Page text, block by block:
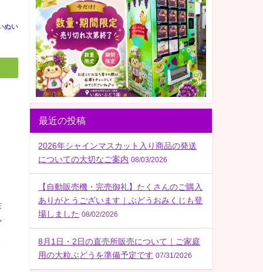
ぬい
最近の投稿
2026年シャインマスカット入り商品の発送
についての大切なご案内 08/03/2026
【自動販売機・完売御礼】たくさんのご購入
ありがとうございます｜ぶどうおみくじも登
場しました 08/02/2026
8月1日・2日の直売所販売について｜ご家庭
用の大粒ぶどうを準備予定です 07/31/2026